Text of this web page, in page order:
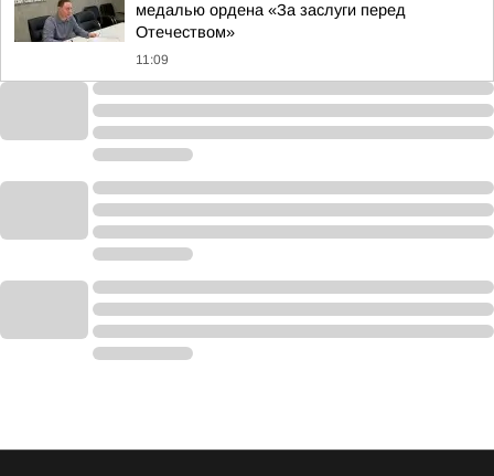
медалью ордена «За заслуги перед
Отечеством»
11:09